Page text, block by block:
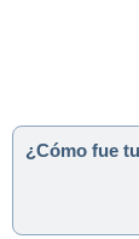
¿Cómo fue